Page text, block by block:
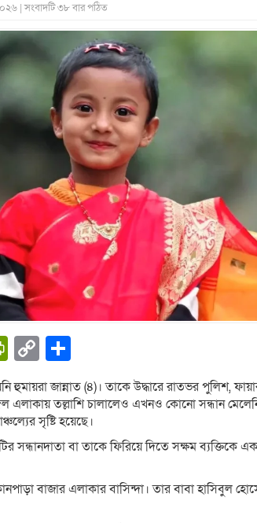
| সংবাদটি ৩৮ বার পঠিত
PrintFriendly
Copy
Link
হুমায়রা জান্নাত (৪)। তাকে উদ্ধারে রাতভর পুলিশ,
এলাকায় তল্লাশি চালালেও এখনও কোনো সন্ধান
সৃষ্টি হয়েছে।
সন্ধানদাতা বা তাকে ফিরিয়ে দিতে সক্ষম ব্যক্তিকে
বাজার এলাকার বাসিন্দা। তার বাবা হাসিবুল